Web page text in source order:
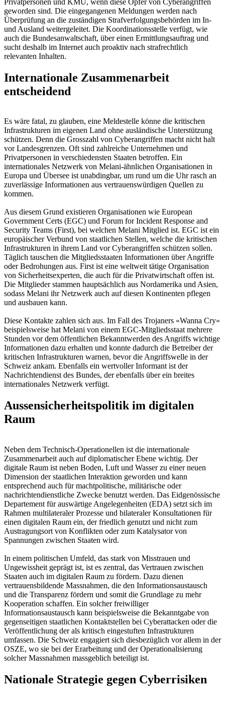
geworden sind. Die eingegangenen Meldungen werden nach
Überprüfung an die zuständigen Strafverfolgungsbehörden im In-
und Ausland weitergeleitet. Die Koordinationsstelle verfügt, wie
auch die Bundesanwaltschaft, über einen Ermittlungsauftrag und
sucht deshalb im Internet auch proaktiv nach strafrechtlich
relevanten Inhalten.
Internationale Zusammenarbeit
entscheidend
Es wäre fatal, zu glauben, eine Meldestelle könne die kritischen
Infrastrukturen im eigenen Land ohne ausländische Unterstützung
schützen. Denn die Grosszahl von Cyberangriffen macht nicht halt
vor Landesgrenzen. Oft sind zahlreiche Unternehmen und
Privatpersonen in verschiedensten Staaten betroffen. Ein
internationales Netzwerk von Melani-ähnlichen Organisationen in
Europa und Übersee ist unabdingbar, um rund um die Uhr rasch an
zuverlässige Informationen aus vertrauenswürdigen Quellen zu
kommen.
Aus diesem Grund existieren Organisationen wie European
Government Certs (EGC) und Forum for Incident Response and
Security Teams (First), bei welchen Melani Mitglied ist. EGC ist ein
europäischer Verbund von staatlichen Stellen, welche die kritischen
Infrastrukturen in ihrem Land vor Cyberangriffen schützen sollen.
Täglich tauschen die Mitgliedsstaaten Informationen über Angriffe
oder Bedrohungen aus. First ist eine weltweit tätige Organisation
von Sicherheitsexperten, die auch für die Privatwirtschaft offen ist.
Die Mitglieder stammen hauptsächlich aus Nordamerika und Asien,
sodass Melani ihr Netzwerk auch auf diesen Kontinenten pflegen
und ausbauen kann.
Diese Kontakte zahlen sich aus. Im Fall des Trojaners «Wanna Cry»
beispielsweise hat Melani von einem EGC-Mitgliedsstaat mehrere
Stunden vor dem öffentlichen Bekanntwerden des Angriffs wichtige
Informationen dazu erhalten und konnte dadurch die Betreiber der
kritischen Infrastrukturen warnen, bevor die Angriffswelle in der
Schweiz ankam. Ebenfalls ein wertvoller Informant ist der
Nachrichtendienst des Bundes, der ebenfalls über ein breites
internationales Netzwerk verfügt.
Aussensicherheitspolitik im digitalen
Raum
Neben dem Technisch-Operationellen ist die internationale
Zusammenarbeit auch auf diplomatischer Ebene wichtig. Der
digitale Raum ist neben Boden, Luft und Wasser zu einer neuen
Dimension der staatlichen Interaktion geworden und kann
entsprechend auch für machtpolitische, militärische oder
nachrichtendienstliche Zwecke benutzt werden. Das Eidgenössische
Departement für auswärtige Angelegenheiten (EDA) setzt sich im
Rahmen multilateraler Prozesse und bilateraler Konsultationen für
einen digitalen Raum ein, der friedlich genutzt und nicht zum
Austragungsort von Konflikten oder zum Katalysator von
Spannungen zwischen Staaten wird.
In einem politischen Umfeld, das stark von Misstrauen und
Ungewissheit geprägt ist, ist es zentral, das Vertrauen zwischen
Staaten auch im digitalen Raum zu fördern. Dazu dienen
vertrauensbildende Massnahmen, die den Informationsaustausch
und die Transparenz fördern und somit die Grundlage zu mehr
Kooperation schaffen. Ein solcher freiwilliger
Informationsaustausch kann beispielsweise die Bekanntgabe von
gegenseitigen staatlichen Kontaktstellen bei Cyberattacken oder die
Veröffentlichung der als kritisch eingestuften Infrastrukturen
umfassen. Die Schweiz engagiert sich diesbezüglich vor allem in der
OSZE, wo sie bei der Erarbeitung und der Operationalisierung
solcher Massnahmen massgeblich beteiligt ist.
Nationale Strategie gegen Cyberrisiken